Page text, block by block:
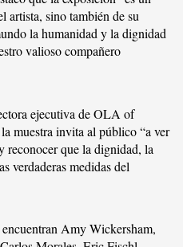
artista, sino también de su
la humanidad y la dignidad
valioso compañero
ejecutiva de OLA of
muestra invita al público “a ver
reconocer que la dignidad, la
verdaderas medidas del
Amy Wickersham,